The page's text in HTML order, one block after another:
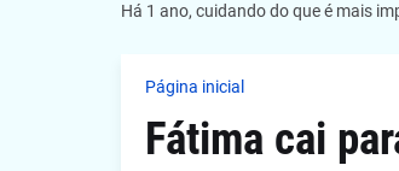
Há 1 ano, cuidando do que é mais
Página inicial
Fátima cai